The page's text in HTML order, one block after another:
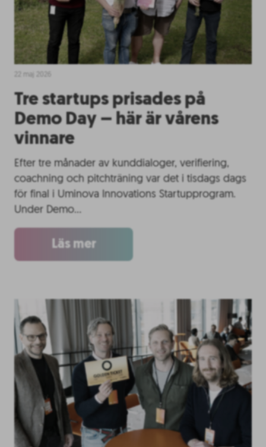
Tre startups prisades på
Demo Day – här är vårens
vinnare
Efter tre månader av kunddialoger, verifiering,
coachning och pitchträning var det i tisdags dags
för final i Uminova Innovations Startupprogram.
Under Demo…
Läs mer